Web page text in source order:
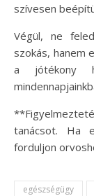
szívesen
Végül, ne
szokás, hanem
a jótékony
tanácsot. Ha
forduljon
egészségügy